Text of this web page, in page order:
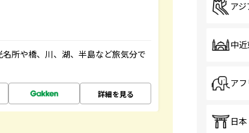
所や橋、川、湖、半島など旅気分で
詳細を見る
アジ
中近
アフ
日本